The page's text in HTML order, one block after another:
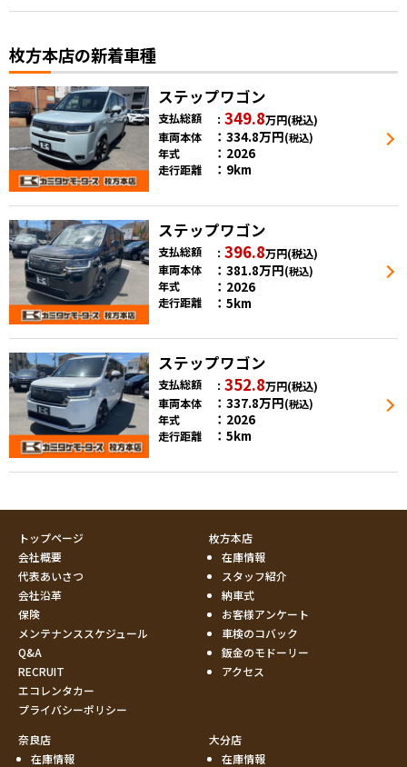
枚方本店の新着車種
ステップワゴン
支払総額 349.8万円(税込)
車両本体
334.8万円(税込)
年式 2026
走行距離 9km
ステップワゴン
支払総額 396.8万円(税込)
車両本体
381.8万円(税込)
年式 2026
走行距離 5km
ステップワゴン
支払総額 352.8万円(税込)
車両本体
337.8万円(税込)
年式 2026
走行距離 5km
トップページ
会社概要
代表あいさつ
会社沿革
保険
メンテナンススケジュール
Q&A
RECRUIT
エコレンタカー
プライバシーポリシー
枚方本店
在庫情報
スタッフ紹介
納車式
お客様アンケート
車検のコバック
鈑金のモドーリー
アクセス
奈良店
在庫情報
大分店
在庫情報